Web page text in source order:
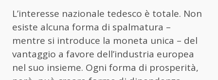
L’interesse nazionale tedesco è totale. Non
esiste alcuna forma di spalmatura –
mentre si introduce la moneta unica – del
vantaggio a favore dell’industria europea
nel suo insieme. Ogni forma di prosperità,